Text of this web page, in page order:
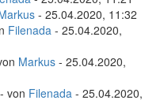
- 25.04.2020, 11:32
Filenada - 25.04.2020,
Markus - 25.04.2020,
- von Filenada - 25.04.2020,